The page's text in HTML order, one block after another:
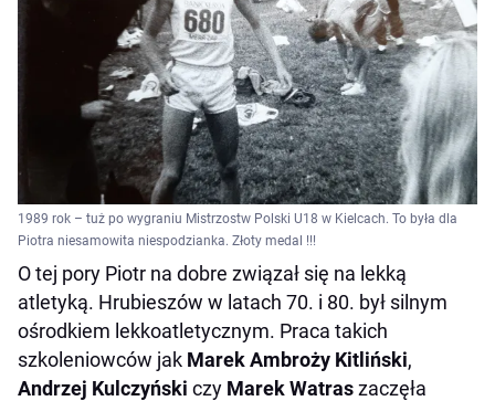
1989 rok – tuż po wygraniu Mistrzostw Polski U18 w Kielcach. To była dla
Piotra niesamowita niespodzianka. Złoty medal !!!
O tej pory Piotr na dobre związał się na lekką
atletyką. Hrubieszów w latach 70. i 80. był silnym
ośrodkiem lekkoatletycznym. Praca takich
szkoleniowców jak Marek Ambroży Kitliński,
Andrzej Kulczyński czy Marek Watraszaczęła